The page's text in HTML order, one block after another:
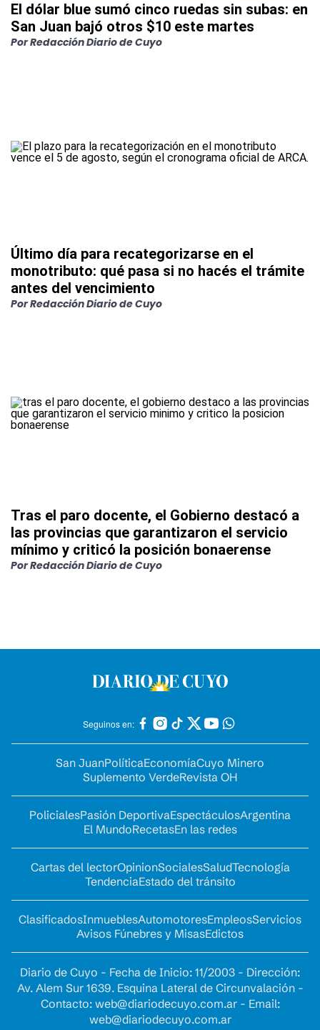
El dólar blue sumó cinco ruedas sin subas: en
San Juan bajó otros $10 este martes
PorRedacción Diario de Cuyo
Último día para recategorizarse en el
monotributo: qué pasa si no hacés el trámite
antes del vencimiento
PorRedacción Diario de Cuyo
Tras el paro docente, el Gobierno destacó a
las provincias que garantizaron el servicio
mínimo y criticó la posición bonaerense
PorRedacción Diario de Cuyo
Seguinos en:
San JuanPolíticaEconomíaCuyo Minero
Suplemento VerdeRevista OH
PolicialesPasión DeportivaEspectáculosArgentina
El MundoRecetasEn las redes
Cartas del lectorOpinionSocialesSaludTecnología
TendenciaEstado del tránsito
ClasificadosInmueblesAutomotoresEmpleosServicios
Avisos Fúnebres y MisasEdictos
Diario de Cuyo - Fecha de Inicio: 11/2003 - Dirección:
Av. Alem Sur 1639. Esquina Lateral de Circunvalación -
Contacto: web@diariodecuyo.com.ar- Email:
web@diariodecuyo.com.ar